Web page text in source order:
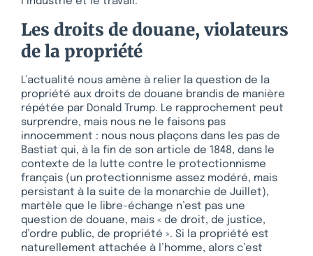
Les droits de douane, violateurs
de la propriété
L’actualité nous amène à relier la question de la
propriété aux droits de douane brandis de manière
répétée par Donald Trump. Le rapprochement peut
surprendre, mais nous ne le faisons pas
innocemment : nous nous plaçons dans les pas de
Bastiat qui, à la fin de son article de 1848, dans le
contexte de la lutte contre le protectionnisme
français (un protectionnisme assez modéré, mais
persistant à la suite de la monarchie de Juillet),
martèle que le libre-échange n’est pas une
question de douane, mais « de droit, de justice,
d’ordre public, de propriété ». Si la propriété est
naturellement attachée à l’homme, alors c’est